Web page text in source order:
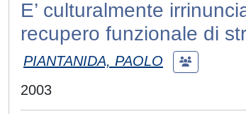
E’ culturalmente
recupero funzionale di
PIANTANIDA, PAOLO
2003